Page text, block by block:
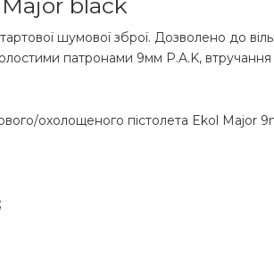
black
шумової зброї. Дозволено до
патронами 9мм P.A.K,
охолощеного пістолета Ekol Major